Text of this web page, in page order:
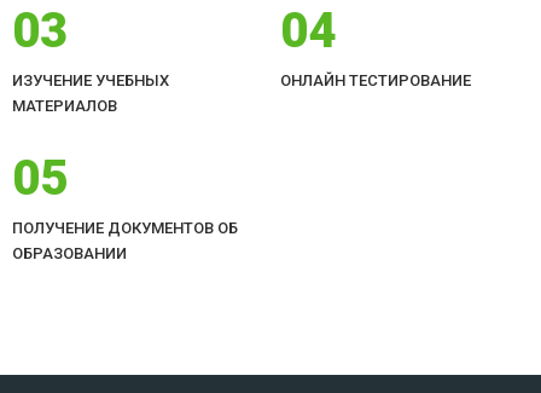
03
ИЗУЧЕНИЕ УЧЕБНЫХ
МАТЕРИАЛОВ
04
ОНЛАЙН ТЕСТИРОВАНИЕ
05
ПОЛУЧЕНИЕ ДОКУМЕНТОВ ОБ
ОБРАЗОВАНИИ